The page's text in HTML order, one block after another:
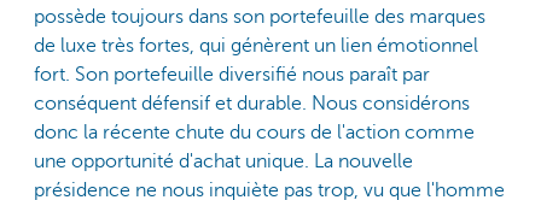
possède toujours dans son portefeuille des marques
de luxe très fortes, qui génèrent un lien émotionnel
fort. Son portefeuille diversifié nous paraît par
conséquent défensif et durable. Nous considérons
donc la récente chute du cours de l'action comme
une opportunité d'achat unique. La nouvelle
présidence ne nous inquiète pas trop, vu que l'homme